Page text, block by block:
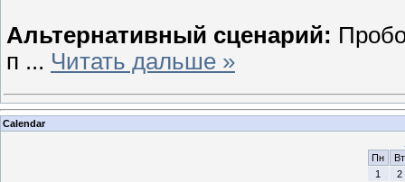
Альтернативный сценарий:
п ... Читать дальше »
Calendar
Пн
Вт
1
2